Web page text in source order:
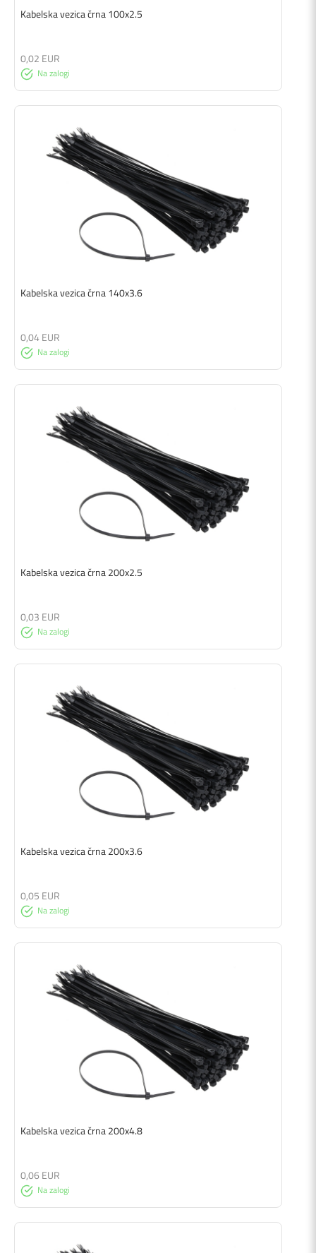
Kabelska vezica črna 100x2.5
Na zalogi
0,02 EUR
Kabelska vezica črna 140x3.6
Na zalogi
0,04 EUR
Kabelska vezica črna 200x2.5
Na zalogi
0,03 EUR
Kabelska vezica črna 200x3.6
Na zalogi
0,05 EUR
Kabelska vezica črna 200x4.8
Na zalogi
0,06 EUR